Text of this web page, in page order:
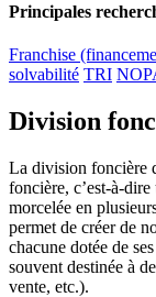
Principales
Franchise
solvabilité TRI
Division
La division foncière
foncière, c’est-à-
morcelée en
permet de créer de
chacune dotée de
souvent destinée à
vente, etc.).